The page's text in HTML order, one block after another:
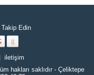
Edin
iletişim
hakları saklıdır - Çeliktepe